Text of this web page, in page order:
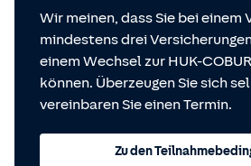
Wir meinen, dass Sie bei einem
mindestens drei
einem Wechsel zur HUK-
können. Überzeugen Sie sich
vereinbaren Sie einen Termin.
Zu den